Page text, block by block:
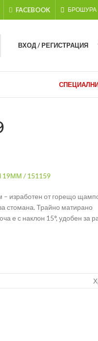
FACEBOOK БРОШУРА
ВХОД / РЕГИСТРАЦИЯ
/ 151159
– изработен от горещо
стомана. Трайно матирано
е с наклон 15°, удобен за